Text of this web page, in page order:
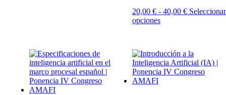
20,00 € - 40,00 € Seleccionar
opciones